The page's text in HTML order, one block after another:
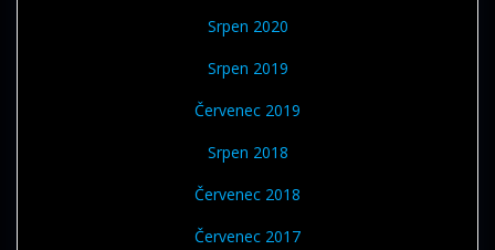
Srpen 2020
Srpen 2019
Červenec 2019
Srpen 2018
Červenec 2018
Červenec 2017